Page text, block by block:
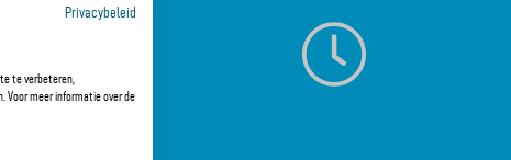
Privacybeleid
te verbeteren,
Voor meer informatie over de